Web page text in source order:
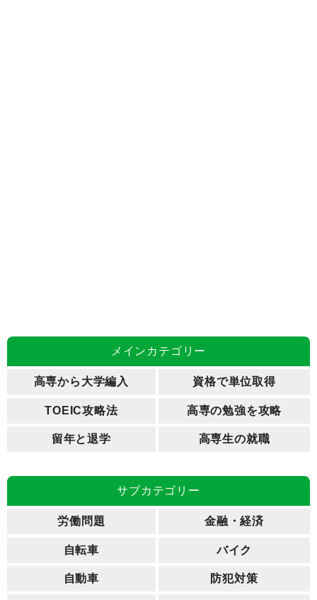
メインカテゴリー
高専から大学編入 資格で単位取得
TOEIC攻略法 高専の勉強を攻略
留年と退学 高専生の就職
サブカテゴリー
労働問題 金融・経済
自転車 バイク
自動車 防犯対策